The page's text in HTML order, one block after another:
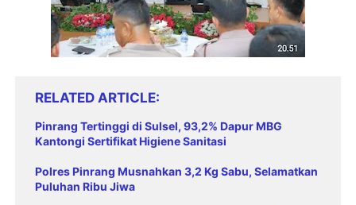
RELATED ARTICLE
Pinrang Tertinggi di Sulsel, 93,2% Dapur MBG
Kantongi Sertifikat Higiene Sanitasi
Polres Pinrang Musnahkan 3,2 Kg Sabu, Selamatkan
Puluhan Ribu Jiwa